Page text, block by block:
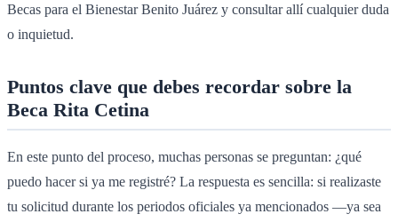
Becas para el Bienestar Benito Juárez y consultar allí cualquier duda
o inquietud.
Puntos clave que debes recordar sobre la
Beca Rita Cetina
En este punto del proceso, muchas personas se preguntan: ¿qué
puedo hacer si ya me registré? La respuesta es sencilla: si realizaste
tu solicitud durante los periodos oficiales ya mencionados —ya sea